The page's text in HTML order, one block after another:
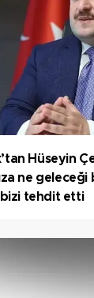
Hüseyin
ne geleceği
bizi tehdit etti